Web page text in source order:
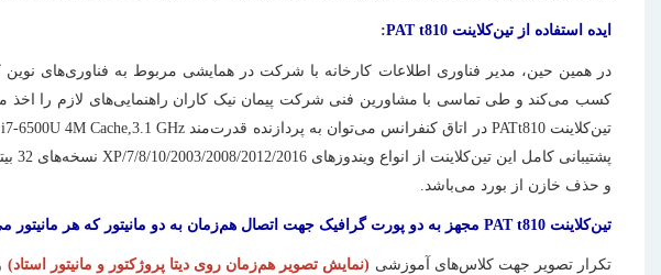
ایده استفاده از تین‌کلاینت PAT t810
:
در همین حین، مدیر فناوری اطلاعات کارخانه با شرکت در همایشی مربوط به فناوری‌های نوین
کسب می‌کند و طی تماسی با مشاورین فنی شرکت پیمان نیک کاران راهنمایی‌های لازم را اخذ
تین‌کلاینتPAT‌t810 در اتاق کنفرانس می‌توان به پردازنده قدرت‌مند 6500U 4M Cache,3.1 GHz
پشتیبانی کامل این تین‌کلاینت از انواع ویندوزهای XP/7/8/10/2003/2008/2012/2016 نسخه‌های 32 بیتی و 64 بیتی
و حذف خازن از بورد می‌باشد.
تین‌کلاینت PAT t810 مجهز به دو پورت گرافیک جهت اتصال هم‌زمان به دو مانیتور که هر مانیتور
تکرار تصویر جهت کلاس‌های آموزشی (نمایش تصویر هم‌زمان روی دیتا پروژکتور و مانیتور استاد)